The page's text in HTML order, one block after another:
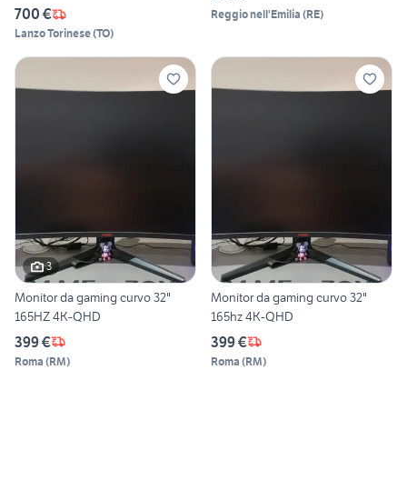
700 €
Lanzo Torinese(TO)
Reggio nell'Emilia (RE)
3
Monitor da gaming curvo 32"
165HZ 4K-QHD
399 €
Roma (RM)
Monitor da gaming curvo 32"
165hz 4K-QHD
399 €
Roma (RM)